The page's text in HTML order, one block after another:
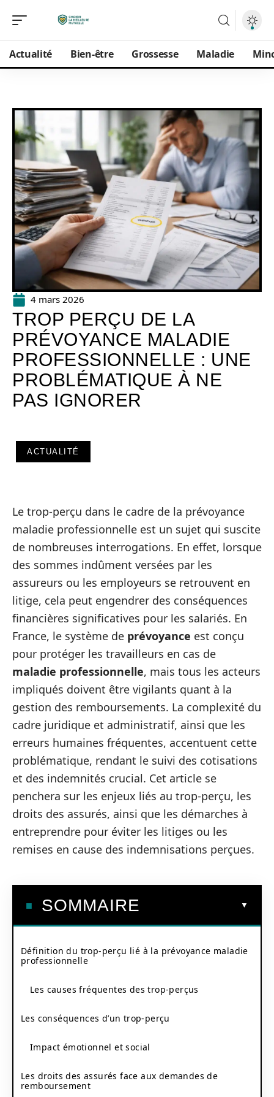
Actualité Bien-être Grossesse Maladie
4 mars 2026
TROP PERÇU DE LA
PRÉVOYANCE MALADIE
PROFESSIONNELLE : UNE
PROBLÉMATIQUE À NE
PAS IGNORER
ACTUALITÉ
Le trop-perçu dans le cadre de la prévoyance
maladie professionnelle est un sujet qui suscite
de nombreuses interrogations. En effet, lorsque
des sommes indûment versées par les
assureurs ou les employeurs se retrouvent en
litige, cela peut engendrer des conséquences
financières significatives pour les salariés. En
France, le système de prévoyance est conçu
pour protéger les travailleurs en cas de
maladie professionnelle, mais tous les acteurs
impliqués doivent être vigilants quant à la
gestion des remboursements. La complexité du
cadre juridique et administratif, ainsi que les
erreurs humaines fréquentes, accentuent cette
problématique, rendant le suivi des cotisations
et des indemnités crucial. Cet article se
penchera sur les enjeux liés au trop-perçu, les
droits des assurés, ainsi que les démarches à
entreprendre pour éviter les litiges ou les
remises en cause des indemnisations perçues.
SOMMAIRE
Définition du trop-perçu lié à la prévoyance maladie
professionnelle
Les causes fréquentes des trop-perçus
Les conséquences d’un trop-perçu
Impact émotionnel et social
Les droits des assurés face aux demandes de
remboursement